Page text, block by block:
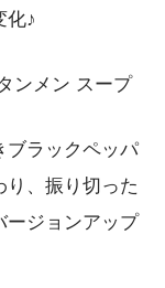
化♪
ブラックペッパ
り、振り切った
ージョンアップ